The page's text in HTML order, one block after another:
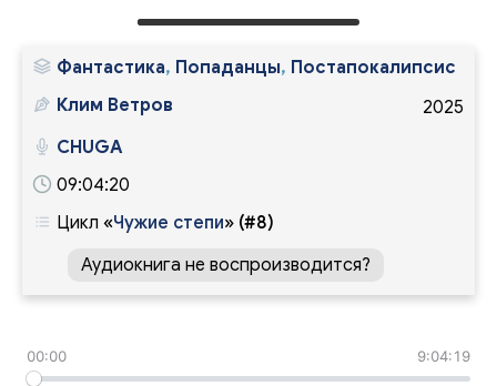
Фантастика, Попаданцы, Постапокалипсис
2025
Клим Ветров
CHUGA
09:04:20
Цикл «Чужие степи» (#8)
Аудиокнига не воспроизводится?
00:00 9:04:19